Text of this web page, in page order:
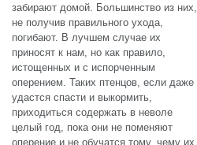
забирают домой. Большинство из них,
не получив правильного ухода,
погибают. В лучшем случае их
приносят к нам, но как правило,
истощенных и с испорченным
оперением. Таких птенцов, если даже
удастся спасти и выкормить,
приходиться содержать в неволе
целый год, пока они не поменяют
оперение и не обучатся тому, чему их